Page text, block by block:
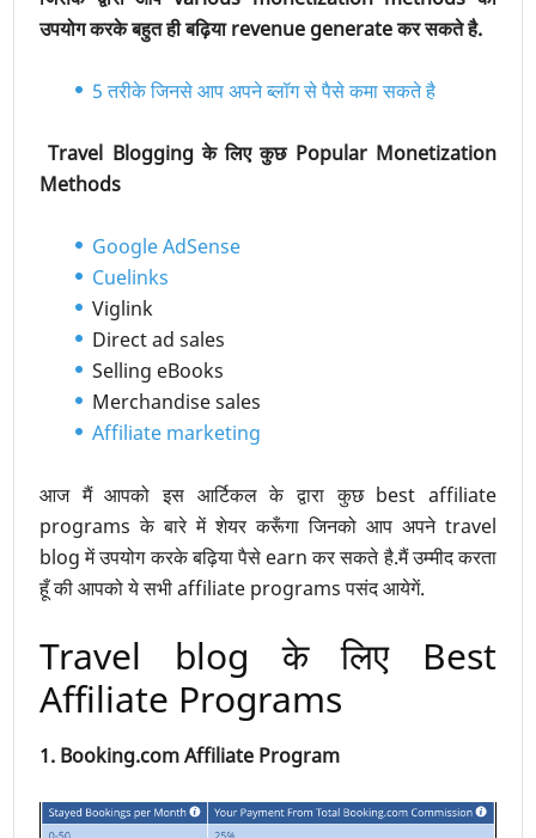
उपयोग करके बहुत ही बढ़िया revenue generate कर सकते है.
5 तरीके जिनसे आप अपने ब्लॉग से पैसे कमा सकते है
Travel Blogging के लिए कुछ Popular Monetization
Methods
Google AdSense
Cuelinks
Viglink
Direct ad sales
Selling eBooks
Merchandise sales
Affiliate marketing
आज मैं आपको इस आर्टिकल के द्वारा कुछ best affiliate
programs के बारे में शेयर करूँगा जिनको आप अपने travel
blog में उपयोग करके बढ़िया पैसे earn कर सकते है.मैं उम्मीद करता
हूँ की आपको ये सभी affiliate programs पसंद आयेगें.
Travel blog के लिए Best
Affiliate Programs
1. Booking.com Affiliate Program